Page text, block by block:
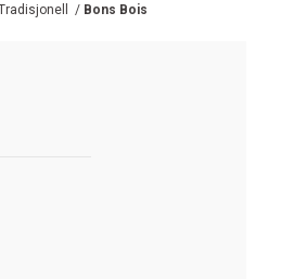
/ Bons Bois